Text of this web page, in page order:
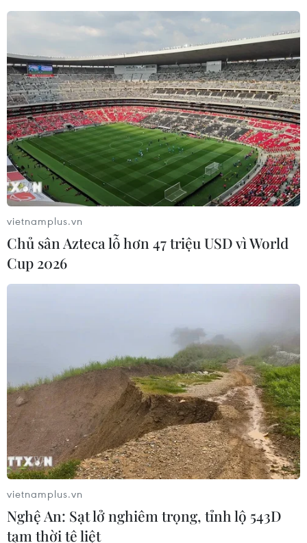
Truyền thông Lào khẳng
định quan hệ đặc biệt
Việt Nam-Lào có một
không hai
quản trị, đẩy mạnh
động xuất bản
vietnamplus.vn
Chủ sân Azteca lỗ hơn 47 triệu USD vì World
Cup 2026
vietnamplus.vn
Nghệ An: Sạt lở nghiêm trọng, tỉnh lộ 543D
tạm thời tê liệt